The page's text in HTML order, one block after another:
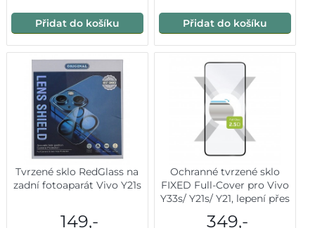
Přidat do košíku Přidat do košíku
Tvrzené sklo RedGlass na
zadní fotoaparát Vivo Y21s
149,-
Ochranné tvrzené sklo
FIXED Full-Cover pro Vivo
Y33s/ Y21s/ Y21, lepení přes
349,-